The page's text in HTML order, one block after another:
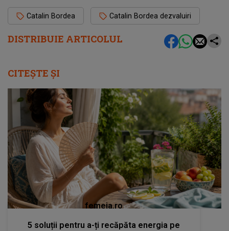
DISTRIBUIE ARTICOLUL
Catalin Bordea Catalin Bordea dezvaluiri
CITEȘTE ȘI
femeia.ro
5 soluții pentru a-ți recăpăta energia pe